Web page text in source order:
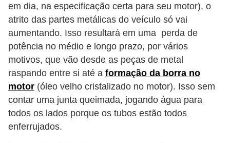
em dia, na especificação certa para seu motor), o
atrito das partes metálicas do veículo só vai
aumentando. Isso resultará em uma perda de
potência no médio e longo prazo, por vários
motivos, que vão desde as peças de metal
raspando entre si até a formação da borra no
motor (óleo velho cristalizado no motor). Isso sem
contar uma junta queimada, jogando água para
todos os lados porque os tubos estão todos
enferrujados.